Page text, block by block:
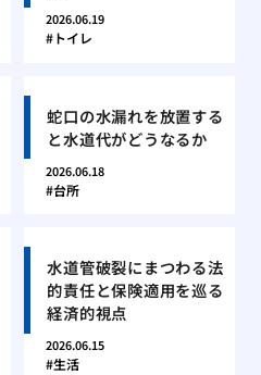
2026.06.19
トイレ
蛇口の水漏れを放置する
と水道代がどうなるか
2026.06.18
台所
水道管破裂にまつわる法
的責任と保険適用を巡る
経済的視点
2026.06.15
生活